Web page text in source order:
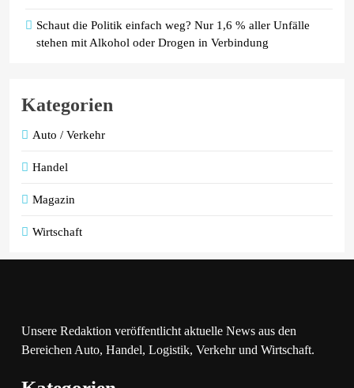
Schaut die Politik einfach weg? Nur 1,6 % aller Unfälle
stehen mit Alkohol oder Drogen in Verbindung
Kategorien
Auto / Verkehr
Handel
Magazin
Wirtschaft
Unsere Redaktion veröffentlicht aktuelle News aus den
Bereichen Auto, Handel, Logistik, Verkehr und Wirtschaft.